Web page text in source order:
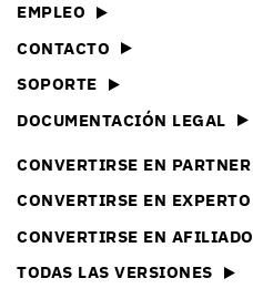
EMPLEO
CONTACTO
SOPORTE
DOCUMENTACIÓN LEGAL
CONVERTIRSE EN PARTNER
CONVERTIRSE EN EXPERTO
CONVERTIRSE EN AFILIADO
TODAS LAS VERSIONES